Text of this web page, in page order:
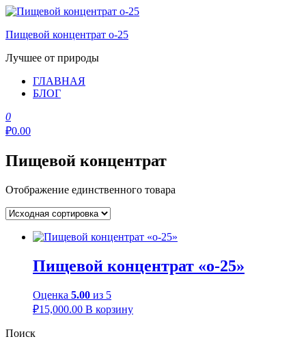
Перейти
содержимому
Пищевой концентрат о-25
Лучшее от природы
ГЛАВНАЯ
БЛОГ
0
₽0.00
Пищевой концентрат
Отображение единственного товара
Пищевой концентрат «о-25»
Оценка 5.00 из 5
₽15,000.00 В корзину
Поиск